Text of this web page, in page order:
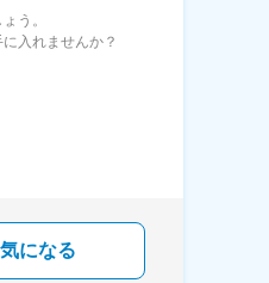
う。
入れませんか？
気になる